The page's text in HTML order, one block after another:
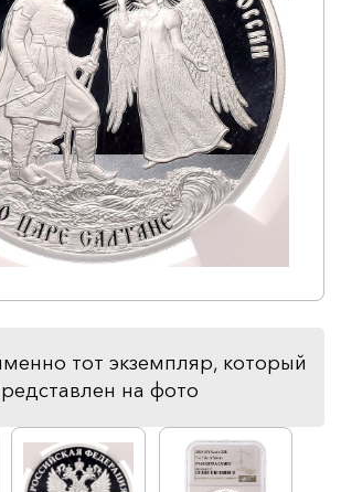
тот экземпляр, который
на фото